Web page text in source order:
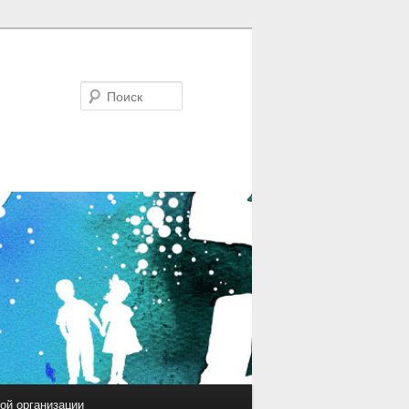
организации